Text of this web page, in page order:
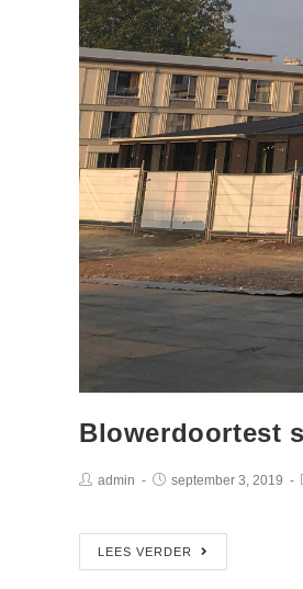
Blowerdoortest
admin september 3, 2019
LEES VERDER